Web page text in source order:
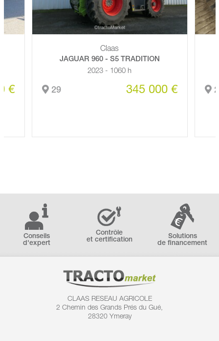
€
Claas
JAGUAR 960 - S5 TRADITION
2023 - 1060 h
29 345 000 €
Conseils
d'expert
Contrôle
et certification
Solutions
de financement
CLAAS RESEAU AGRICOLE
2 Chemin des Grands Prés du Gué,
28320 Ymeray